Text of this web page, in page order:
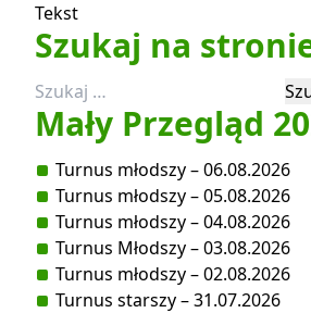
Tekst
Szukaj na
Szukaj:
Mały Przegląd
Turnus młodszy – 06.08.2026
Turnus młodszy – 05.08.2026
Turnus młodszy – 04.08.2026
Turnus Młodszy – 03.08.2026
Turnus młodszy – 02.08.2026
Turnus starszy – 31.07.2026